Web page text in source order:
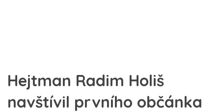
Hejtman Radim Holiš
navštívil prvního občánka